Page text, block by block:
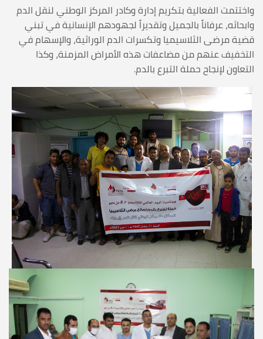
واختتمت الفعالية بتكريم إدارة وكادر المركز الوطني لنقل الدم
وابحاثه، عرفاناً بالجميل وتقديراً لجهودهم الإنسانية في تبني
قضية مرضى الثلاسيميا وتكسرات الدم الوراثية، والإسهام في
التخفيف عنهم من مضاعفات هذه الأمراض المزمنة، وكذا
التعاون لإنجاح حملة التبرع بالدم.